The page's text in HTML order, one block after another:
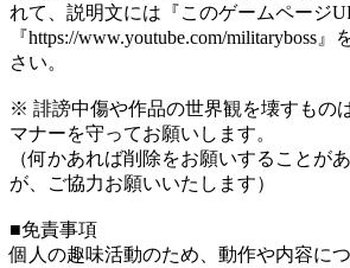
れて、説明文には『このゲームページ
『https://www.youtube.com/militaryboss
さい。
※ 誹謗中傷や作品の世界観を壊すもの
マナーを守ってお願いします。
（何かあれば削除をお願いすることが
が、ご協力お願いいたします）
■免責事項
個人の趣味活動のため、動作や内容に